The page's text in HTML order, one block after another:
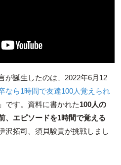
が誕生したのは、2022年6月12
なら1時間で友達100人覚えられ
」です。資料に書かれた100人の
、エピソードを1時間で覚える
沢拓司、須貝駿貴が挑戦しまし